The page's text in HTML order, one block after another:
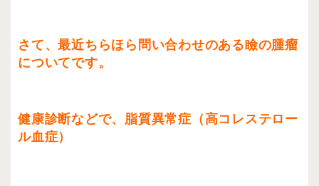
さて、最近ちらほら問い合わせのある瞼の腫瘤
についてです。
健康診断などで、脂質異常症（高コレステロー
ル血症）